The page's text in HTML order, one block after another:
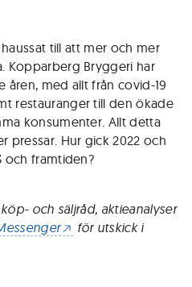
till att mer och mer
Kopparberg Bryggeri har
åren, med allt från covid-19
restauranger till den ökade
konsumenter. Allt detta
pressar. Hur gick 2022 och
och framtiden?
och säljråd, aktieanalyser
för utskick i